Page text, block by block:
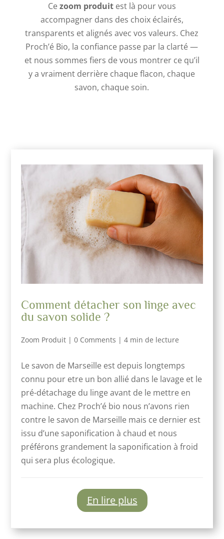
Cezoom produitest là pour vous
accompagner dans des choix éclairés,
transparents et alignés avec vos valeurs. Chez
Proch’é Bio, la confiance passe par la clarté —
et nous sommes fiers de vous montrer ce qu’il
y a vraiment derrière chaque flacon, chaque
savon, chaque soin.
Comment détacher son linge avec
du savon solide ?
Zoom Produit |0 Comments |4 min de lecture
Le savon de Marseille est depuis longtemps
connu pour etre un bon allié dans le lavage et le
pré-détachage du linge avant de le mettre en
machine. Chez Proch’é bio nous n’avons rien
contre le savon de Marseille mais ce dernier est
issu d’une saponification à chaud et nous
préférons grandement la saponification à froid
qui sera plus écologique.
En lire plus